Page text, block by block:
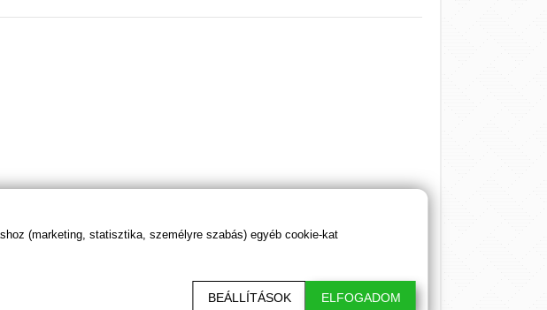
(marketing, statisztika, személyre szabás) egyéb cookie-kat
BEÁLLÍTÁSOK ELFOGADOM